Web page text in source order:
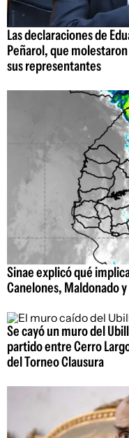
Las declaraciones de
Peñarol, que molestaron
sus representantes
Sinae explicó qué
Canelones, Maldonado y
Se cayó un muro del
partido entre Cerro
del Torneo Clausura